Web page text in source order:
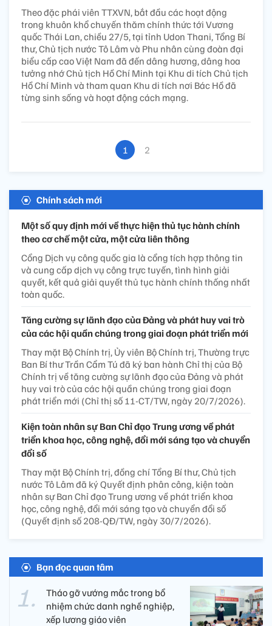
Theo đặc phái viên TTXVN, bắt đầu các hoạt động
trong khuôn khổ chuyến thăm chính thức tới Vương
quốc Thái Lan, chiều 27/5, tại tỉnh Udon Thani, Tổng Bí
thư, Chủ tịch nước Tô Lâm và Phu nhân cùng đoàn đại
biểu cấp cao Việt Nam đã đến dâng hương, dâng hoa
tưởng nhớ Chủ tịch Hồ Chí Minh tại Khu di tích Chủ tịch
Hồ Chí Minh và tham quan Khu di tích nơi Bác Hồ đã
từng sinh sống và hoạt động cách mạng.
1 2
Chính sách mới
Một số quy định mới về thực hiện thủ tục hành chính
theo cơ chế một cửa, một cửa liên thông
Cổng Dịch vụ công quốc gia là cổng tích hợp thông tin
và cung cấp dịch vụ công trực tuyến, tình hình giải
quyết, kết quả giải quyết thủ tục hành chính thống nhất
toàn quốc.
Tăng cường sự lãnh đạo của Đảng và phát huy vai trò
của các hội quần chúng trong giai đoạn phát triển mới
Thay mặt Bộ Chính trị, Ủy viên Bộ Chính trị, Thường trực
Ban Bí thư Trần Cẩm Tú đã ký ban hành Chỉ thị của Bộ
Chính trị về tăng cường sự lãnh đạo của Đảng và phát
huy vai trò của các hội quần chúng trong giai đoạn
phát triển mới (Chỉ thị số 11-CT/TW, ngày 20/7/2026).
Kiện toàn nhân sự Ban Chỉ đạo Trung ương về phát
triển khoa học, công nghệ, đổi mới sáng tạo và chuyển
đổi số
Thay mặt Bộ Chính trị, đồng chí Tổng Bí thư, Chủ tịch
nước Tô Lâm đã ký Quyết định phân công, kiện toàn
nhân sự Ban Chỉ đạo Trung ương về phát triển khoa
học, công nghệ, đổi mới sáng tạo và chuyển đổi số
(Quyết định số 208-QĐ/TW, ngày 30/7/2026).
Bạn đọc quan tâm
Tháo gỡ vướng mắc trong bổ
nhiệm chức danh nghề nghiệp,
xếp lương giáo viên